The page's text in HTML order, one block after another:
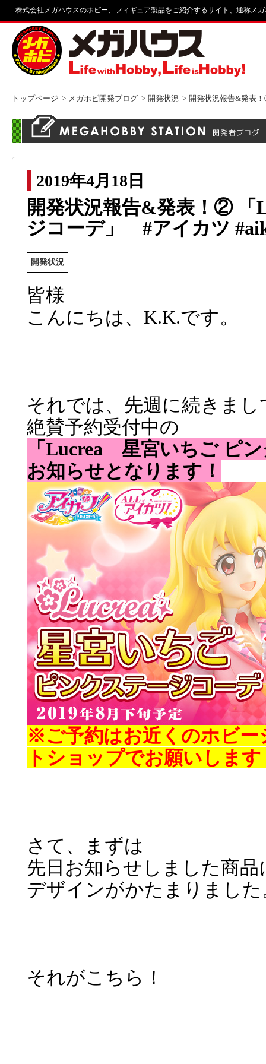
株式会社メガハウスのホビー、フィギュア製品をご紹介するサイト、通称メ
トップページ メガホビ開発ブログ 開発状況 開発状況報告&発表
2019年4月18日
開発状況報告&発表！② 「
ジコーデ」 #アイカツ
開発状況
皆様
こんにちは、K.K.です。
それでは、先週に続きまし
絶賛予約受付中の
「Lucrea 星宮いちご ピ
お知らせとなります！
※ご予約はお近くのホビー
トショップでお願いします
さて、まずは
先日お知らせしました商
デザインがかたまりました
それがこちら！